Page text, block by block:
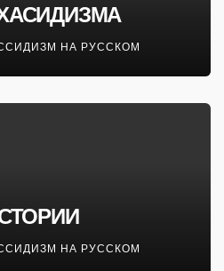
НА РУССКОМ
НА РУССКОМ